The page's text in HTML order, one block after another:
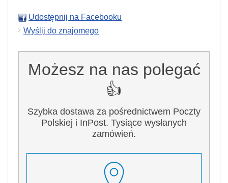
Udostępnij na Facebooku
Wyślij do znajomego
Możesz na nas polegać
👍
Szybka dostawa za pośrednictwem Poczty
Polskiej i InPost. Tysiące wysłanych
zamówień.